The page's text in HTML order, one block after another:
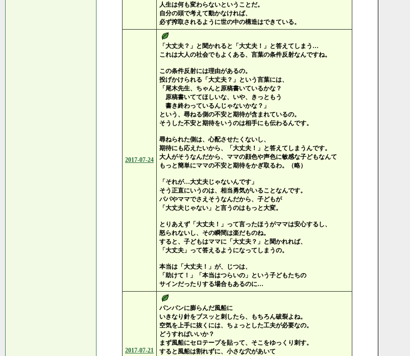
人生は何も変わらないということだ。
自分の頭で考えて動かなければ、
必ず搾取されるように世の中の構造はできている。
2017-07-24
「大丈夫？」と聞かれると「大丈夫！」と答えてしまう…
これは大人の社会でもよくある、言葉の条件反射なんですね。
この条件反射には理由があるの。
投げかけられる「大丈夫？」という言葉には、
「尾木先生、ちゃんと原稿書いているかな？
原稿書いててほしいな、いや、きっともう
書き終わっているんじゃないかな？」
という、尋ねる側の不安と期待が含まれているの。
そうした不安と期待をいうのは相手にも伝わるんです。
尋ねられた側は、心配させたくないし、
期待にも応えたいから、「大丈夫！」と答えてしまうんです。
大人がそうなんだから、ママの顔色や声色に敏感な子どもなんて
もっと簡単にママの不安と期待をかぎ取るわ。（略）
「それが…大丈夫じゃないんです」
そう正直にいうのは、相当勇気がいることなんです。
パパやママでさえそうなんだから、子どもが
「大丈夫じゃない」と言うのはもっと大変。
とりあえず「大丈夫！」って言ったほうがママは安心するし、
怒られないし、その瞬間は楽だものね。
すると、子どもはママに「大丈夫？」と聞かれれば、
「大丈夫」って答えるようになってしまうの。
本当は「大丈夫！」が、じつは、
「助けて！」「本当はつらいの」という子どもたちの
サインだったりする場合もあるのに…
2017-07-21
パンパンに膨らんだ風船に
いきなり針をブスッと刺したら、もちろん破裂よね。
空気を上手に抜くには、ちょっとした工夫が必要なの。
どうすればいいか？
まず風船にセロテープを貼って、そこをゆっくり刺す。
すると風船は割れずに、小さな穴があいて